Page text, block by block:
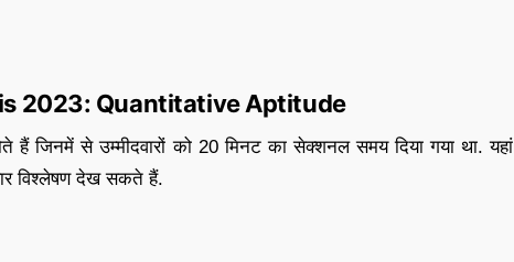
2023: Quantitative Aptitude
हैं जिनमें से उम्मीदवारों को 20 मिनट का सेक्शनल समय दिया गया था. यहां
विश्लेषण देख सकते हैं.